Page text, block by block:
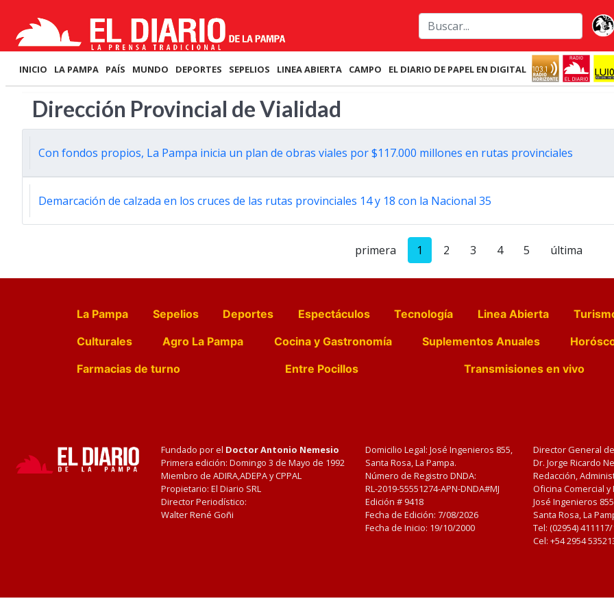
INICIO LA PAMPA PAÍS MUNDO DEPORTES SEPELIOS LINEA ABIERTA CAMPO EL DIARIO DE PAPEL EN DIGITAL
Dirección Provincial de Vialidad
Con fondos propios, La Pampa inicia un plan de obras viales por $117.000 millones en rutas provinciales
Demarcación de calzada en los cruces de las rutas provinciales 14 y 18 con la Nacional 35
primera 1 2 3 4 5 última
La Pampa Sepelios Deportes Espectáculos Tecnología Linea Abierta
Culturales
Agro La Pampa Cocina y Gastronomía Suplementos Anuales
Farmacias de turno
Entre Pocillos Transmisiones en vivo
Fundado por el Doctor Antonio Nemesio
Primera edición: Domingo 3 de Mayo de 1992
Miembro de ADIRA,ADEPA y CPPAL
Propietario: El Diario SRL
Director Periodístico:
Walter René Goñi
Domicilio Legal: José Ingenieros 855,
Santa Rosa, La Pampa.
Número de Registro DNDA:
RL-2019-55551274-APN-DNDA#MJ
Edición # 9418
Fecha de Edición: 7/08/2026
Fecha de Inicio: 19/10/2000
Director General
Dr. Jorge Ricardo
Redacción,
Oficina Comercial
José Ingenieros
Santa Rosa, La
Tel: (02954)
Cel: +54 2954